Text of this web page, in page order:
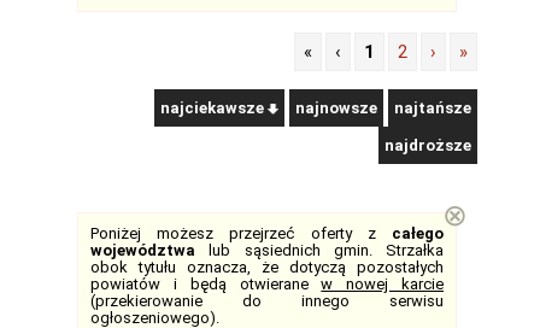
« ‹ 1 2 › »
najciekawsze najnowsze najtańsze
najdroższe
Poniżej możesz przejrzeć oferty z całego
województwa lub sąsiednich gmin. Strzałka
obok tytułu oznacza, że dotyczą pozostałych
powiatów i będą otwieranew nowej karcie
(przekierowanie do innego serwisu
ogłoszeniowego).
⊗